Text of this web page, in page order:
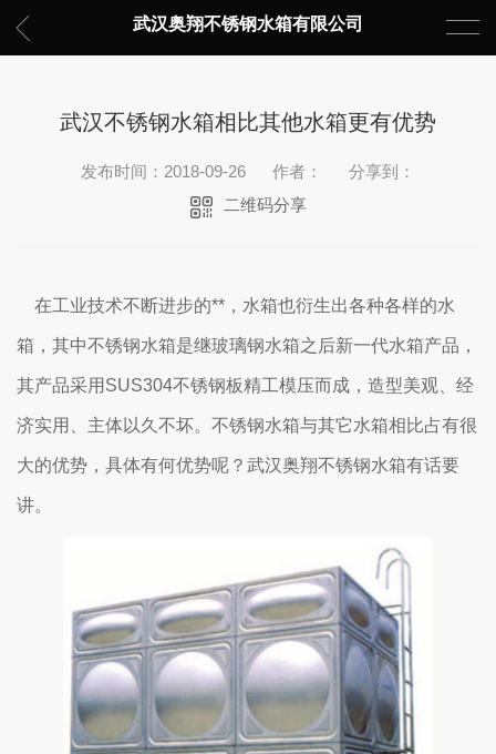
武汉奥翔不锈钢水箱有限公司
武汉不锈钢水箱相比其他水箱更有优势
发布时间：2018-09-26 作者：
分享到：
二维码分享
在工业技术不断进步的**，水箱也衍生出各种各样的水
箱，其中不锈钢水箱是继玻璃钢水箱之后新一代水箱产品，
其产品采用SUS304不锈钢板精工模压而成，造型美观、经
济实用、主体以久不坏。不锈钢水箱与其它水箱相比占有很
大的优势，具体有何优势呢？武汉奥翔不锈钢水箱有话要
讲。